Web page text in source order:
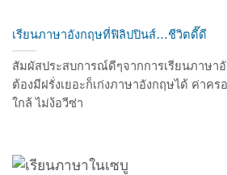
เรียนภาษาอังกฤษที่ฟิลิปปินส์…ชีวิตดี๊ดี
สัมผัสประสบการณ์ดีๆจากการเรียนภาษา
ต้องมีฝรั่งเยอะก็เก่งภาษาอังกฤษได้ ค่าคร
ใกล้ ไม่ง้อวีซ่า